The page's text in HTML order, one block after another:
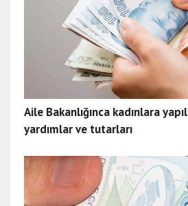
Aile Bakanlığınca kadınlara
yardımlar ve tutarları